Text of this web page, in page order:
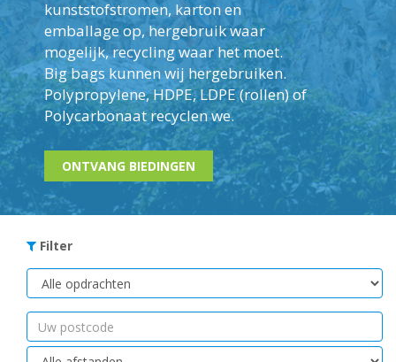
kunststofstromen, karton en
emballage op, hergebruik waar
mogelijk, recycling waar het moet.
Big bags kunnen wij hergebruiken.
Polypropylene, HDPE, LDPE (rollen) of
Polycarbonaat recyclen we.
ONTVANG BIEDINGEN
Filter
Soort
opdrachten
Uw
postcode
Afstand